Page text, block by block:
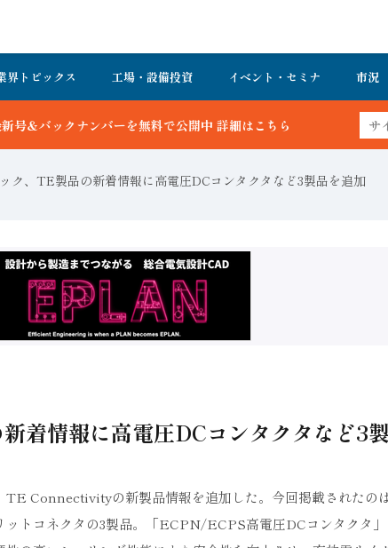
界トピックス 工場・設備投資 イベント・セミナ 市況
料で公開中 詳細はこちら
ク、TE製品の新着情報に高電圧DCコンタクタなど3製品を追加
着情報に高電圧DCコンタクタなど3
TE Connectivityの新製品情報を追加した。今回掲載されたの
ットコネクタの3製品。「ECPN/ECPS高電圧DCコンタクタ